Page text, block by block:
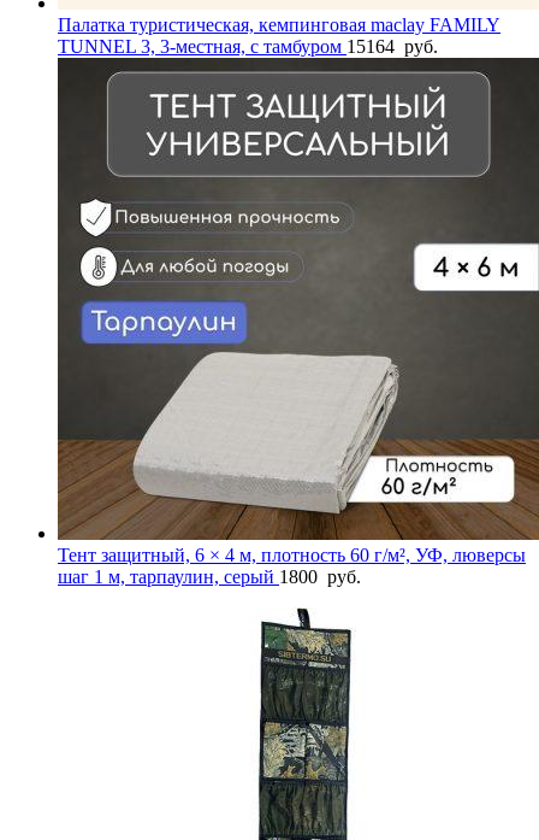
Палатка туристическая, кемпинговая maclay FAMILY
TUNNEL 3, 3-местная, с тамбуром 15164 руб.
Тент защитный, 6 × 4 м, плотность 60 г/м², УФ, люверсы
шаг 1 м, тарпаулин, серый 1800 руб.